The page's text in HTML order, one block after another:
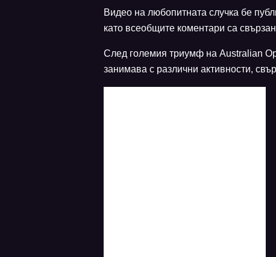
Видео на любопитната случка бе
като всеобщите коментари са
След големия триумф на Australian
занимава с различни активности,